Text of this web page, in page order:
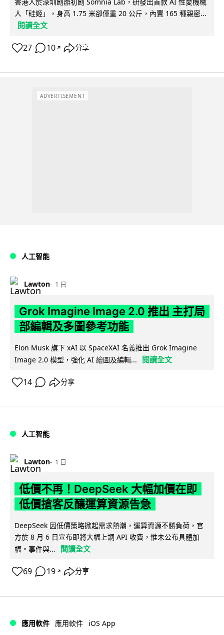
人「硅姬」，身高 1.75 米卻僅重 20 公斤，內置 165 種親密...
閱讀全文
27 10 ↗ 分享
ADVERTISEMENT
人工智能
Lawton 1 日
Grok Imagine Image 2.0 推出 主打局
部編輯及多圖參考功能
Elon Musk 旗下 xAI 以 SpaceXAI 名義推出 Grok Imagine
Image 2.0 模型，強化 AI 繪圖及編輯...
閱讀全文
14 分享
人工智能
Lawton 1 日
低價不再！DeepSeek 大幅加價在即
低價搶客反釀運算資源告急
DeepSeek 因低價策略掀起需求熱潮，運算資源不勝負荷，官
方於 8 月 6 日宣布即將大幅上調 API 收費，惟未公布具體加
幅。事件與...
閱讀全文
69 19 ↗ 分享
應用軟件 應用軟件 iOS App